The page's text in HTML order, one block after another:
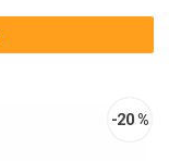
-20 %